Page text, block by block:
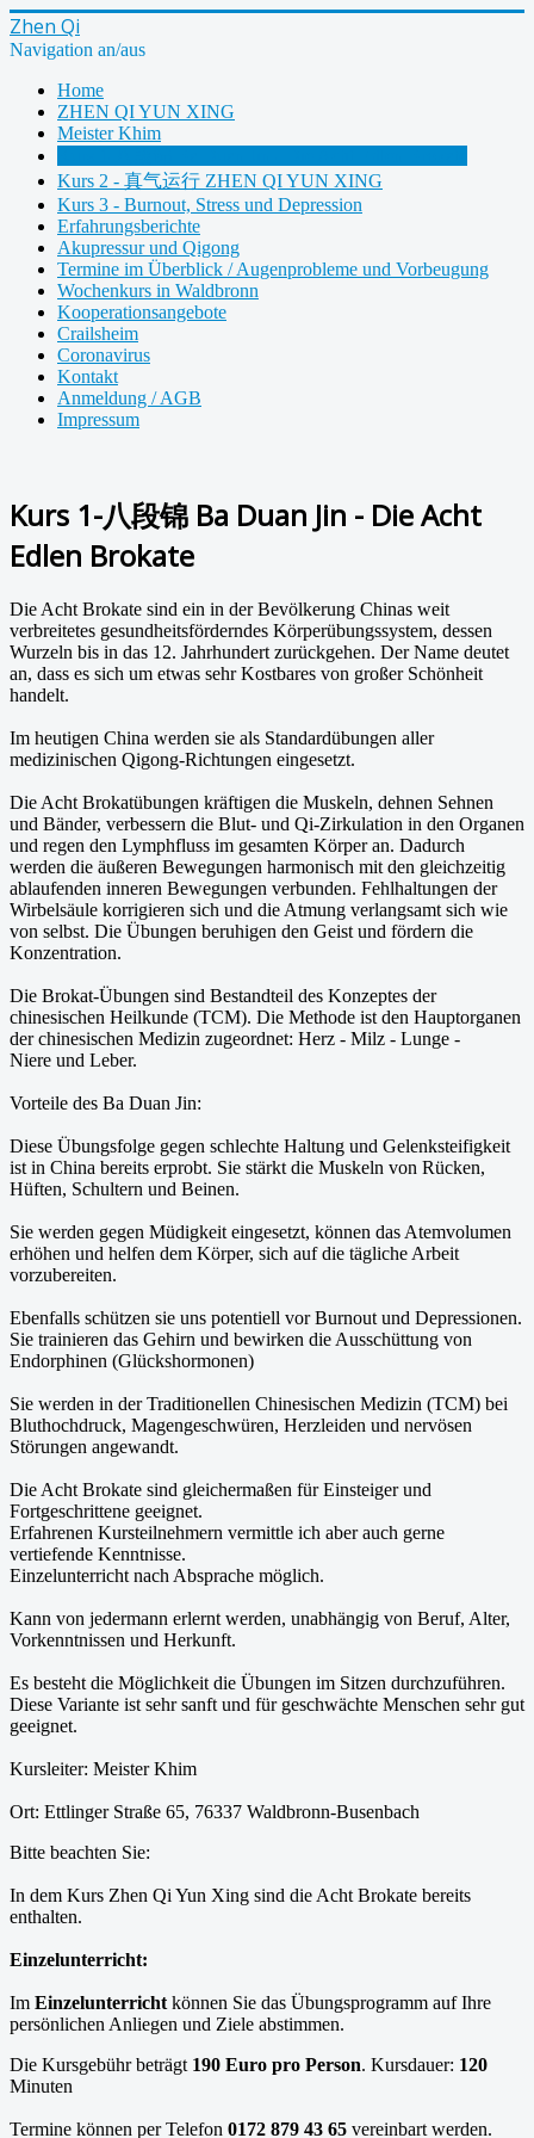
Zhen Qi
Navigation an/aus
Home
ZHEN QI YUN XING
Meister Khim
Kurs 2 - 真气运行 ZHEN QI YUN XING
Kurs 3 - Burnout, Stress und Depression
Erfahrungsberichte
Akupressur und Qigong
Termine im Überblick / Augenprobleme und Vorbeugung
Wochenkurs in Waldbronn
Kooperationsangebote
Crailsheim
Coronavirus
Kontakt
Anmeldung / AGB
Impressum
Kurs 1-八段锦 Ba Duan Jin - Die Acht
Edlen Brokate
Die Acht Brokate sind ein in der Bevölkerung Chinas weit
verbreitetes gesundheitsförderndes Körperübungssystem, dessen
Wurzeln bis in das 12. Jahrhundert zurückgehen. Der Name deutet
an, dass es sich um etwas sehr Kostbares von großer Schönheit
handelt.
Im heutigen China werden sie als Standardübungen aller
medizinischen Qigong-Richtungen eingesetzt.
Die Acht Brokatübungen kräftigen die Muskeln, dehnen Sehnen
und Bänder, verbessern die Blut- und Qi-Zirkulation in den Organen
und regen den Lymphfluss im gesamten Körper an. Dadurch
werden die äußeren Bewegungen harmonisch mit den gleichzeitig
ablaufenden inneren Bewegungen verbunden. Fehlhaltungen der
Wirbelsäule korrigieren sich und die Atmung verlangsamt sich wie
von selbst. Die Übungen beruhigen den Geist und fördern die
Konzentration.
Die Brokat-Übungen sind Bestandteil des Konzeptes der
chinesischen Heilkunde (TCM). Die Methode ist den Hauptorganen
der chinesischen Medizin zugeordnet: Herz - Milz - Lunge -
Niere und Leber.
Vorteile des Ba Duan Jin:
Diese Übungsfolge gegen schlechte Haltung und Gelenksteifigkeit
ist in China bereits erprobt. Sie stärkt die Muskeln von Rücken,
Hüften, Schultern und Beinen.
Sie werden gegen Müdigkeit eingesetzt, können das Atemvolumen
erhöhen und helfen dem Körper, sich auf die tägliche Arbeit
vorzubereiten.
Ebenfalls schützen sie uns potentiell vor Burnout und Depressionen.
Sie trainieren das Gehirn und bewirken die Ausschüttung von
Endorphinen (Glückshormonen)
Sie werden in der Traditionellen Chinesischen Medizin (TCM) bei
Bluthochdruck, Magengeschwüren, Herzleiden und nervösen
Störungen angewandt.
Die Acht Brokate sind gleichermaßen für Einsteiger und
Fortgeschrittene geeignet.
Erfahrenen Kursteilnehmern vermittle ich aber auch gerne
vertiefende Kenntnisse.
Einzelunterricht nach Absprache möglich.
Kann von jedermann erlernt werden, unabhängig von Beruf, Alter,
Vorkenntnissen und Herkunft.
Es besteht die Möglichkeit die Übungen im Sitzen durchzuführen.
Diese Variante ist sehr sanft und für geschwächte Menschen sehr gut
geeignet.
Kursleiter: Meister Khim
Ort: Ettlinger Straße 65, 76337 Waldbronn-Busenbach
Bitte beachten Sie:
In dem Kurs Zhen Qi Yun Xing sind die Acht Brokate bereits
enthalten.
Einzelunterricht:
Im Einzelunterricht können Sie das Übungsprogramm auf Ihre
persönlichen Anliegen und Ziele abstimmen.
Die Kursgebühr beträgt 190 Euro pro Person. Kursdauer: 120
Minuten
Termine können per Telefon 0172 879 43 65 vereinbart werden.